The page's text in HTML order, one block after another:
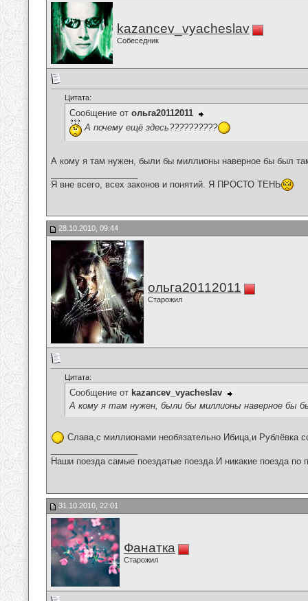
kazancev_vyacheslav
Собеседник
Цитата:
Сообщение от ольга20112011
А почему ещё здесь??????????
А кому я там нужен, были бы миллионы наверное бы был
Я вне всего, всех законов и понятий. Я ПРОСТО ТЕНЬ
28.10.2010, 09:44
ольга20112011
Старожил
Цитата:
Сообщение от kazancev_vyacheslav
А кому я там нужен, были бы миллионы наверное бы
Слава,с миллионами необязательно Ибица,и Рублёвка
Наши поезда самые поездатые поезда.И никакие поезда по
31.10.2010, 22:01
Фанатка
Старожил